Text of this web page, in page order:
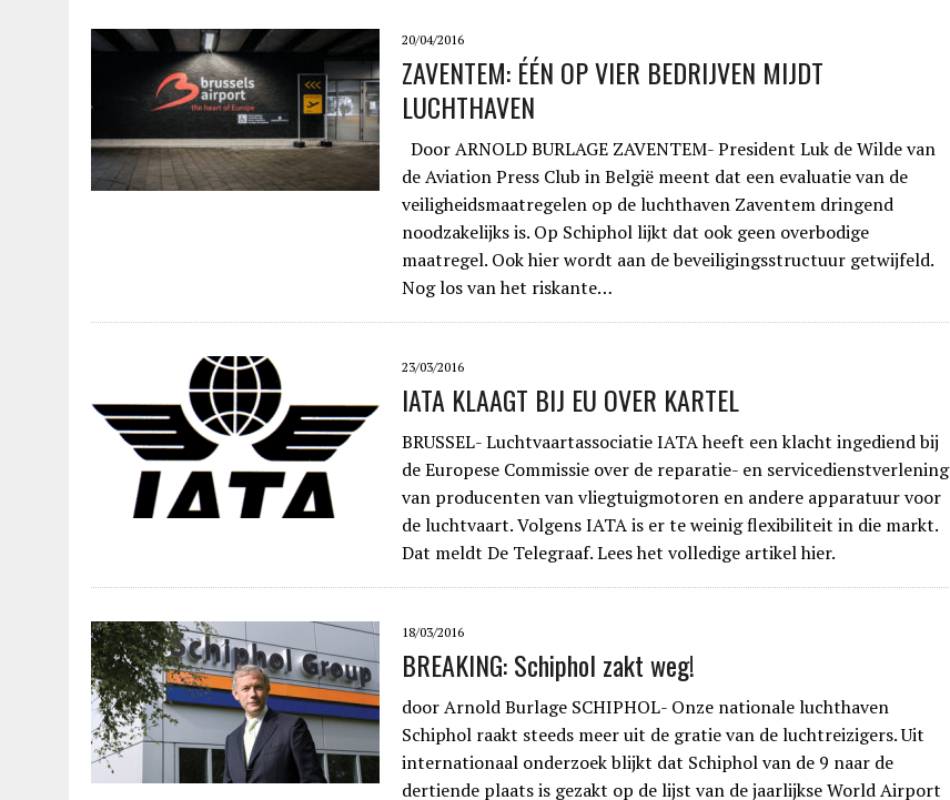
20/04/2016
ZAVENTEM: ÉÉN OP VIER BEDRIJVEN MIJDT
LUCHTHAVEN
Door ARNOLD BURLAGE ZAVENTEM- President Luk de Wilde van
de Aviation Press Club in België meent dat een evaluatie van de
veiligheidsmaatregelen op de luchthaven Zaventem dringend
noodzakelijks is. Op Schiphol lijkt dat ook geen overbodige
maatregel. Ook hier wordt aan de beveiligingsstructuur getwijfeld.
Nog los van het riskante…
23/03/2016
IATA KLAAGT BIJ EU OVER KARTEL
BRUSSEL- Luchtvaartassociatie IATA heeft een klacht ingediend bij
de Europese Commissie over de reparatie- en servicedienstverlening
van producenten van vliegtuigmotoren en andere apparatuur voor
de luchtvaart. Volgens IATA is er te weinig flexibiliteit in die markt.
Dat meldt De Telegraaf. Lees het volledige artikel hier.
18/03/2016
BREAKING: Schiphol zakt weg!
door Arnold Burlage SCHIPHOL- Onze nationale luchthaven
Schiphol raakt steeds meer uit de gratie van de luchtreizigers. Uit
internationaal onderzoek blijkt dat Schiphol van de 9 naar de
dertiende plaats is gezakt op de lijst van de jaarlijkse World Airport